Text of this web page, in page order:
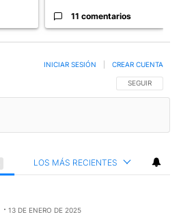
11 comentarios
SIGA ESTA
SEGUIR
INICIAR SESIÓN CREAR CUENTA
LOS MÁS RECIENTES
Ruggero.
13 DE ENERO DE 2025